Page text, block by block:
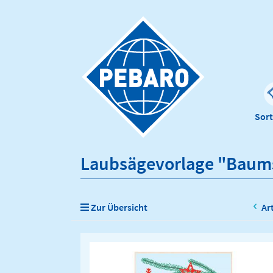
Laubsägevorlage
Zur Übersicht